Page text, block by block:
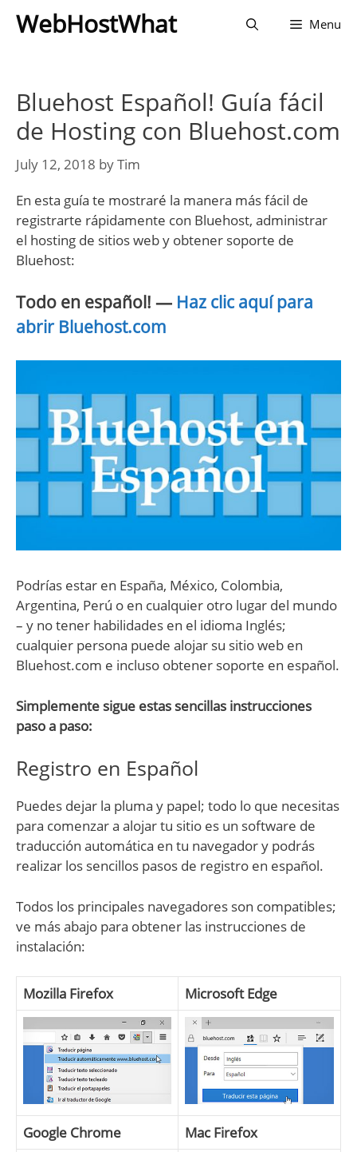
WebHostWhat Menu
Bluehost Español! Guía fácil
de Hosting con Bluehost.com
July 12, 2018 byTim
En esta guía te mostraré la manera más fácil de
registrarte rápidamente con Bluehost, administrar
el hosting de sitios web y obtener soporte de
Bluehost:
Todo en español! — Haz clic aquí para
abrir Bluehost.com
Podrías estar en España, México, Colombia,
Argentina, Perú o en cualquier otro lugar del mundo
– y no tener habilidades en el idioma Inglés;
cualquier persona puede alojar su sitio web en
Bluehost.com e incluso obtener soporte en español.
Simplemente sigue estas sencillas instrucciones
paso a paso:
Registro en Español
Puedes dejar la pluma y papel; todo lo que necesitas
para comenzar a alojar tu sitio es un software de
traducción automática en tu navegador y podrás
realizar los sencillos pasos de registro en español.
Todos los principales navegadores son compatibles;
ve más abajo para obtener las instrucciones de
instalación:
Mozilla Firefox Microsoft Edge
Google Chrome Mac Firefox